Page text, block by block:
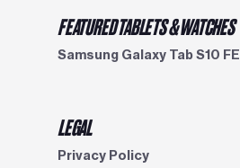
FEATURED TABLETS & WATCHES
Samsung Galaxy Tab S10 FE
LEGAL
Privacy Policy